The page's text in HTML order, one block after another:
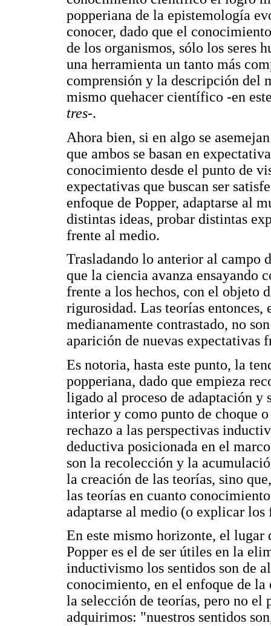
popperiana de la epistemología
conocer, dado que el
de los organismos, sólo los seres
una herramienta un tanto más
comprensión y la descripción del
mismo quehacer científico -en
tres-.
Ahora bien, si en algo se
que ambos se basan en
conocimiento desde el punto de
expectativas que buscan ser
enfoque de Popper, adaptarse al
distintas ideas, probar distintas
frente al medio.
Trasladando lo anterior al campo
que la ciencia avanza ensayando
frente a los hechos, con el objeto
rigurosidad. Las teorías
medianamente contrastado, no
aparición de nuevas expectativas
Es notoria, hasta este punto, la
popperiana, dado que empieza
ligado al proceso de adaptación
interior y como punto de choque
rechazo a las perspectivas
deductiva posicionada en el
son la recolección y la
la creación de las teorías, sino
las teorías en cuanto
adaptarse al medio (o explicar los
En este mismo horizonte, el lugar
Popper es el de ser útiles en la
inductivismo los sentidos son de
conocimiento, en el enfoque de
la selección de teorías, pero no
adquirimos: "nuestros sentidos